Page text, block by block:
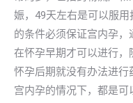
娠，49天左右是可以服
的条件必须保证宫内孕
在怀孕早期才可以进行，
怀孕后期就没有办法进
宫内孕的情况下，都是